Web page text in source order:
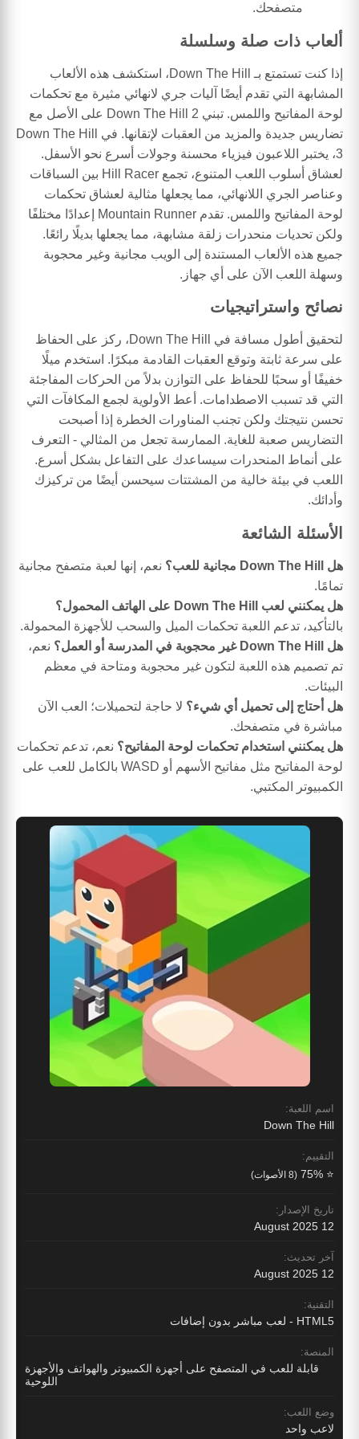
متصفحك.
ألعاب ذات صلة وسلسلة
إذا كنت تستمتع بـ Down The Hill، استكشف هذه الألعاب
المشابهة التي تقدم أيضًا آليات جري لانهائي مثيرة مع تحكمات
لوحة المفاتيح واللمس. تبني Down The Hill 2 على الأصل مع
تضاريس جديدة والمزيد من العقبات لإتقانها. في Down The Hill
3، يختبر اللاعبون فيزياء محسنة وجولات أسرع نحو الأسفل.
لعشاق أسلوب اللعب المتنوع، تجمع Hill Racer بين السباقات
وعناصر الجري اللانهائي، مما يجعلها مثالية لعشاق تحكمات
لوحة المفاتيح واللمس. تقدم Mountain Runner إعدادًا مختلفًا
ولكن تحديات منحدرات زلقة مشابهة، مما يجعلها بديلًا رائعًا.
جميع هذه الألعاب المستندة إلى الويب مجانية وغير محجوبة
وسهلة اللعب الآن على أي جهاز.
نصائح واستراتيجيات
لتحقيق أطول مسافة في Down The Hill، ركز على الحفاظ
على سرعة ثابتة وتوقع العقبات القادمة مبكرًا. استخدم ميلًا
خفيفًا أو سحبًا للحفاظ على التوازن بدلاً من الحركات المفاجئة
التي قد تسبب الاصطدامات. أعط الأولوية لجمع المكافآت التي
تحسن نتيجتك ولكن تجنب المناورات الخطرة إذا أصبحت
التضاريس صعبة للغاية. الممارسة تجعل من المثالي - التعرف
على أنماط المنحدرات سيساعدك على التفاعل بشكل أسرع.
اللعب في بيئة خالية من المشتتات سيحسن أيضًا من تركيزك
وأدائك.
الأسئلة الشائعة
هل Down The Hill مجانية للعب؟
نعم، إنها لعبة متصفح مجانية
تمامًا.
هل يمكنني لعب Down The Hill على الهاتف المحمول؟
بالتأكيد، تدعم اللعبة تحكمات الميل والسحب للأجهزة المحمولة.
هل Down The Hill غير محجوبة في المدرسة أو العمل؟
نعم،
تم تصميم هذه اللعبة لتكون غير محجوبة ومتاحة في معظم
البيئات.
هل أحتاج إلى تحميل أي شيء؟ لا حاجة لتحميلات؛ العب الآن
مباشرة في متصفحك.
هل يمكنني استخدام تحكمات لوحة المفاتيح؟ نعم، تدعم تحكمات
لوحة المفاتيح مثل مفاتيح الأسهم أو WASD بالكامل للعب على
الكمبيوتر المكتبي.
اسم اللعبة:
Down The Hill
التقييم:
⭐ 75% (8 الأصوات)
تاريخ الإصدار:
12 August 2025
آخر تحديث:
12 August 2025
التقنية:
HTML5 - لعب مباشر بدون إضافات
المنصة:
قابلة للعب في المتصفح على أجهزة الكمبيوتر والهواتف والأجهزة
اللوحية
وضع اللعب:
لاعب واحد